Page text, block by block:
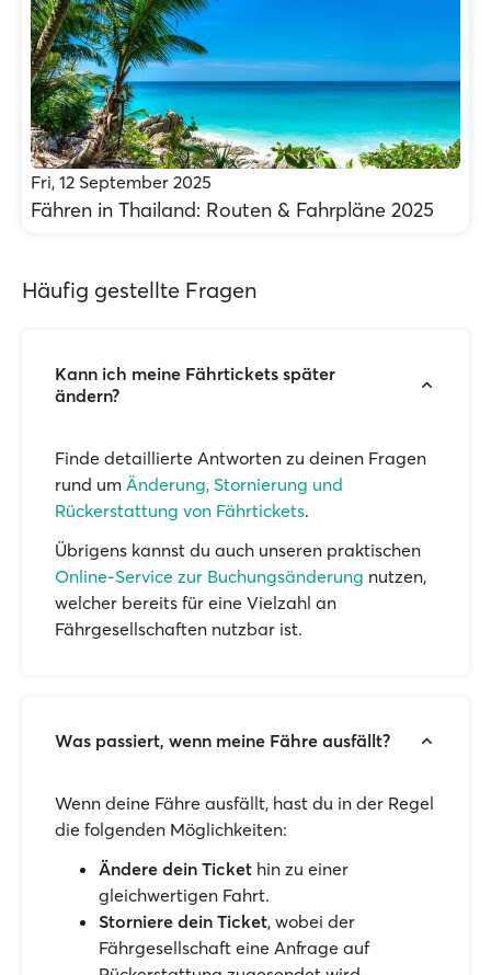
Fri, 12 September 2025
Fähren in Thailand: Routen & Fahrpläne 2025
Häufig gestellte Fragen
Kann ich meine Fährtickets später
ändern?
Finde detaillierte Antworten zu deinen Fragen
rund um Änderung, Stornierung und
Rückerstattung von Fährtickets.
Übrigens kannst du auch unseren praktischen
Online-Service zur Buchungsänderung nutzen,
welcher bereits für eine Vielzahl an
Fährgesellschaften nutzbar ist.
Was passiert, wenn meine Fähre ausfällt?
Wenn deine Fähre ausfällt, hast du in der Regel
die folgenden Möglichkeiten:
Ändere dein Ticket hin zu einer
gleichwertigen Fahrt.
Storniere dein Ticket, wobei der
Fährgesellschaft eine Anfrage auf